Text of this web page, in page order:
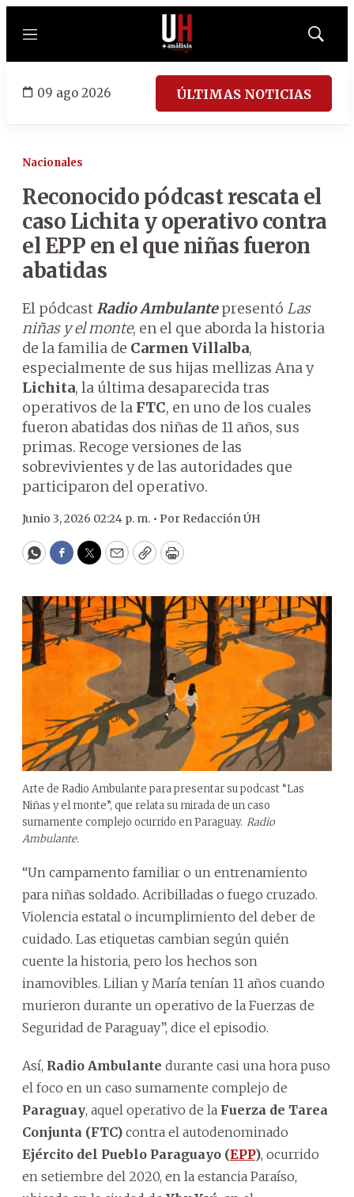
Menú
Mostrar
09 ago 2026 ÚLTIMAS NOTICIAS
Nacionales
Reconocido pódcast rescata el
caso Lichita y operativo contra
el EPP en el que niñas fueron
abatidas
El pódcastRadio Ambulantepresentó Las
niñas y el monte, en el que aborda la historia
de la familia de Carmen Villalba,
especialmente de sus hijas mellizas Ana y
Lichita, la última desaparecida tras
operativos de la FTC, en uno de los cuales
fueron abatidas dos niñas de 11 años, sus
primas. Recoge versiones de las
sobrevivientes y de las autoridades que
participaron del operativo.
Junio 3, 2026 02:24 p. m. • Por Redacción ÚH
WhatsApp
Facebook
Twitter
EmailCopyPrint
Arte de Radio Ambulante para presentar su podcast “Las
Niñas y el monte”, que relata su mirada de un caso
sumamente complejo ocurrido en Paraguay. Radio
Ambulante.
“Un campamento familiar o un entrenamiento
para niñas soldado. Acribilladas o fuego cruzado.
Violencia estatal o incumplimiento del deber de
cuidado. Las etiquetas cambian según quién
cuente la historia, pero los hechos son
inamovibles. Lilian y María tenían 11 años cuando
murieron durante un operativo de la Fuerzas de
Seguridad de Paraguay”, dice el episodio.
Así, Radio Ambulante durante casi una hora puso
el foco en un caso sumamente complejo de
Paraguay, aquel operativo de la Fuerza de Tarea
Conjunta (FTC) contra el autodenominado
Ejército del Pueblo Paraguayo (EPP), ocurrido
en setiembre del 2020, en la estancia Paraíso,